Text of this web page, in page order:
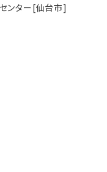
ンター[仙台市]